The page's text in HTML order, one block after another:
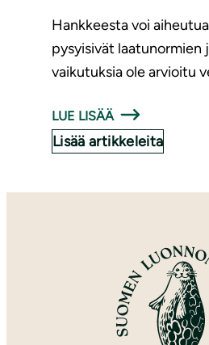
Hankkeesta voi
pysyisivät laatunormien
vaikutuksia ole arvioitu
LUE LISÄÄ
Lisää artikkeleita